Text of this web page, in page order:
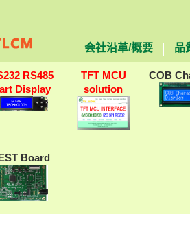
会社沿革/概要 品
RS485
Display
TFT MCU
solution
COB
Board